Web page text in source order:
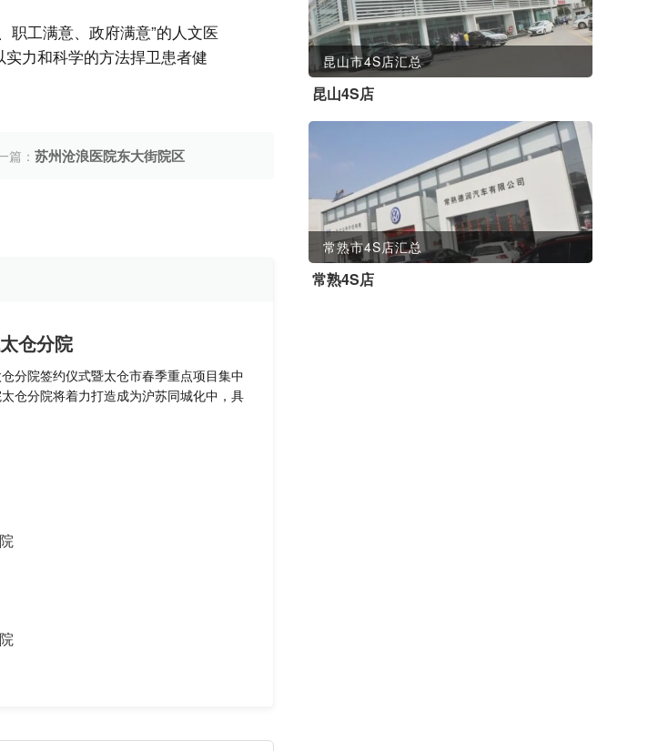
职工满意、政府满意”的人文医
力和科学的方法捍卫患者健
篇：苏州沧浪医院东大街院区
仓分院
分院签约仪式暨太仓市春季重点项目集中
仓分院将着力打造成为沪苏同城化中，具
昆山市4S店汇总
昆山4S店
常熟市4S店汇总
常熟4S店